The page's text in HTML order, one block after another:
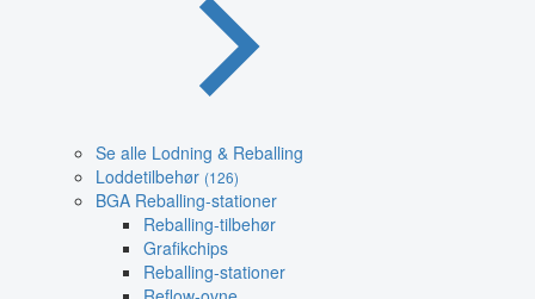
Se alle Lodning & Reballing
Loddetilbehør (126)
BGA Reballing-stationer
Reballing-tilbehør
Grafikchips
Reballing-stationer